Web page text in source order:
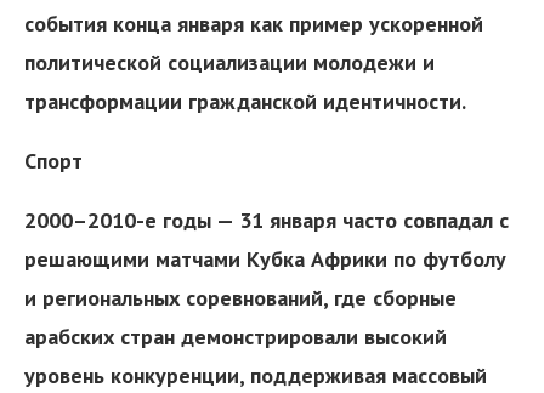
события конца января как пример ускоренной
политической социализации молодежи и
трансформации гражданской идентичности.
Спорт
2000–2010-е годы — 31 января часто совпадал с
решающими матчами Кубка Африки по футболу
и региональных соревнований, где сборные
арабских стран демонстрировали высокий
уровень конкуренции, поддерживая массовый